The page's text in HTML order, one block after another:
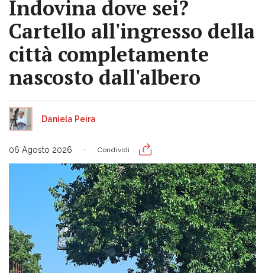
Indovina dove sei?
Cartello all'ingresso della
città completamente
nascosto dall'albero
Daniela Peira
06 Agosto 2026 Condividi